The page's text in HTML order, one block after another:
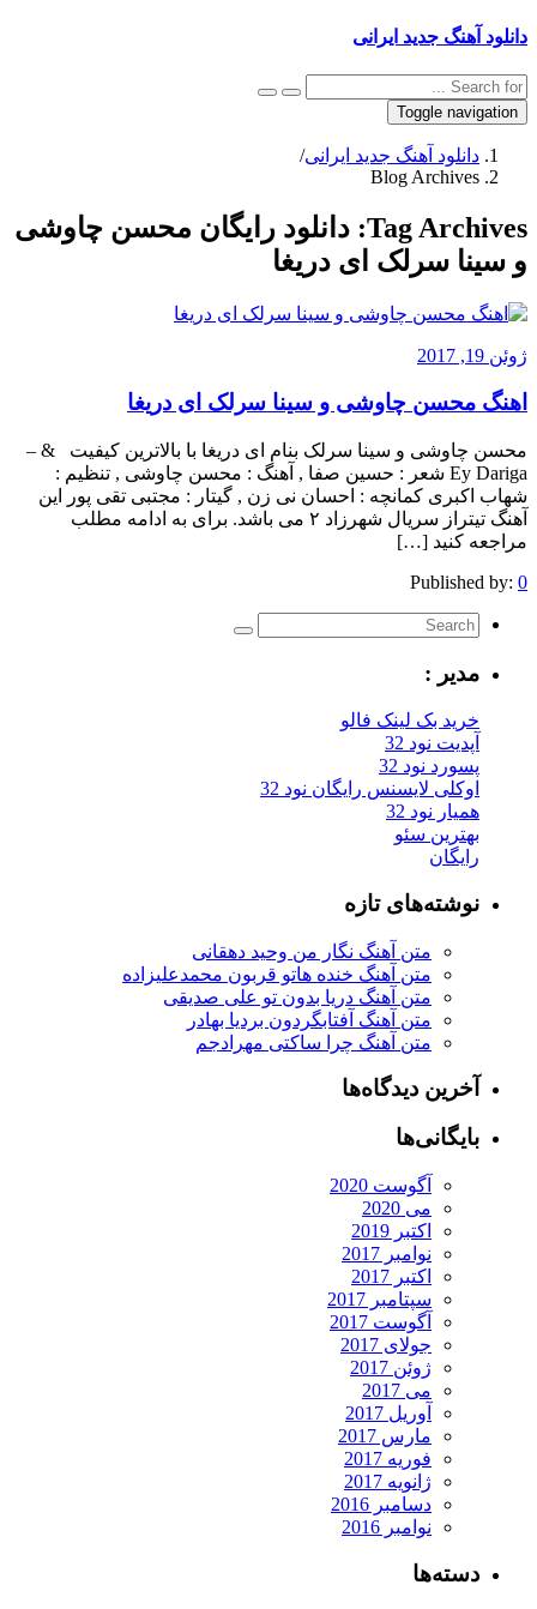
دانلود آهنگ جدید ایرانی
Toggle navigation
دانلود آهنگ جدید ایرانی/
Blog Archives
Tag Archives: دانلود رایگان محسن چاوشی
و سینا سرلک ای دریغا
ژوئن 19, 2017
اهنگ محسن چاوشی و سینا سرلک ای دریغا
محسن چاوشی و سینا سرلک بنام ای دریغا با بالاترین کیفیت & –
Ey Dariga شعر : حسین صفا , آهنگ : محسن چاوشی , تنظیم :
شهاب اکبری کمانچه : احسان نی زن , گیتار : مجتبی تقی پور این
آهنگ تیتراز سریال شهرزاد ۲ می باشد. برای به ادامه مطلب
مراجعه کنید […]
Published by: 0
مدیر :
خرید بک لینک فالو
آپدیت نود 32
پسورد نود 32
اوکلی لایسنس رایگان نود 32
همیار نود 32
بهترین سئو
رایگان
نوشته‌های تازه
متن آهنگ نگار من وحید دهقانی
متن آهنگ خنده هاتو قربون محمدعلیزاده
متن آهنگ دریا بدون تو علی صدیقی
متن آهنگ آفتابگردون بردیا بهادر
متن آهنگ چرا ساکتی مهرادجم
آخرین دیدگاه‌ها
بایگانی‌ها
آگوست 2020
می 2020
اکتبر 2019
نوامبر 2017
اکتبر 2017
سپتامبر 2017
آگوست 2017
جولای 2017
ژوئن 2017
می 2017
آوریل 2017
مارس 2017
فوریه 2017
ژانویه 2017
دسامبر 2016
نوامبر 2016
دسته‌ها